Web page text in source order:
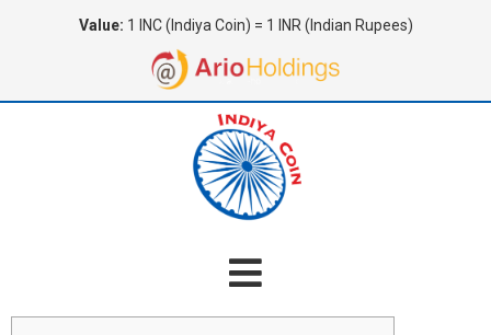
Value: 1 INC (Indiya Coin) = 1 INR (Indian Rupees)